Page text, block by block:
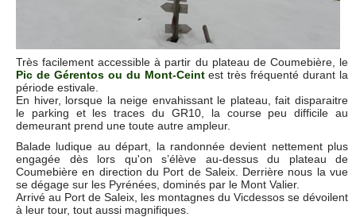
Très facilement accessible à partir du plateau de Coumebière, le
Pic de Gérentos ou du Mont-Ceintest très fréquenté durant la
période estivale.
En hiver, lorsque la neige envahissant le plateau, fait disparaitre
le parking et les traces du GR10, la course peu difficile au
demeurant prend une toute autre ampleur.
Balade ludique au départ, la randonnée devient nettement plus
engagée dès lors qu'on s’élève au-dessus du plateau de
Coumebière en direction du Port de Saleix. Derrière nous la vue
se dégage sur les Pyrénées, dominés par le Mont Valier.
Arrivé au Port de Saleix, les montagnes du Vicdessos se dévoilent
à leur tour, tout aussi magnifiques.